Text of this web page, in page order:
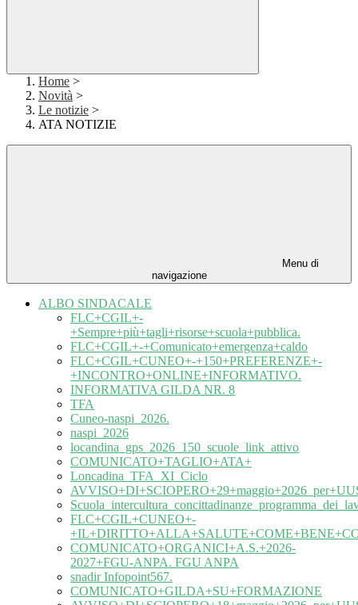
Home >
Novità >
Le notizie >
ATA NOTIZIE
Menu di
navigazione
ALBO SINDACALE
FLC+CGIL+-
+Sempre+più+tagli+risorse+scuola+pubblica.
FLC+CGIL+-+Comunicato+emergenza+caldo
FLC+CGIL+CUNEO+-+150+PREFERENZE+-
+INCONTRO+ONLINE+INFORMATIVO.
INFORMATIVA GILDA NR. 8
TFA
Cuneo-naspi_2026.
naspi_2026
locandina_gps_2026_150_scuole_link_attivo
COMUNICATO+TAGLIO+ATA+
Loncadina_TFA_XI_Ciclo
FLC+CGIL+CUNEO+-
COMUNICATO+ORGANICI+A.S.+2026-
2027+FGU-ANPA. FGU ANPA
snadir Infopoint567.
COMUNICATO+GILDA+SU+FORMAZIONE